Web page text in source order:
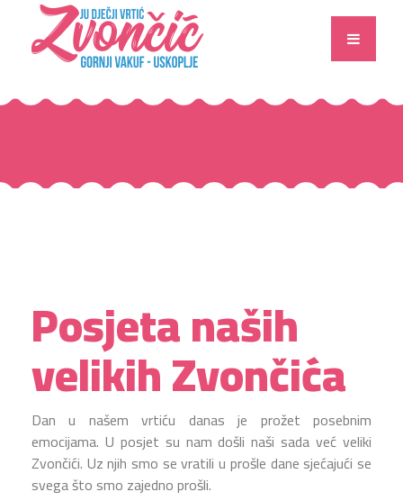
Posjeta naših
velikih Zvončića
Dan u našem vrtiću danas je prožet posebnim
emocijama. U posjet su nam došli naši sada već veliki
Zvončići. Uz njih smo se vratili u prošle dane sjećajući se
svega što smo zajedno prošli.